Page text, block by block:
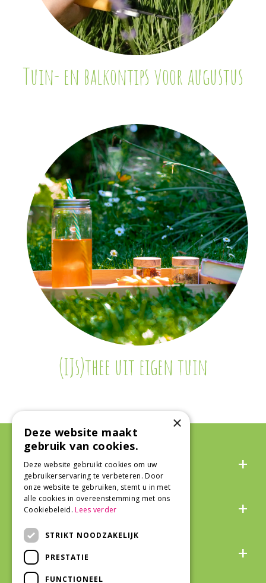
Tuin- en balkontips voor augustus
(IJs)thee uit eigen tuin
Algemeen
Over ons
Snel naar
×
Deze website maakt
gebruik van cookies.
Deze website gebruikt cookies om uw
gebruikerservaring te verbeteren. Door
onze website te gebruiken, stemt u in met
alle cookies in overeenstemming met ons
Cookiebeleid.Lees verder
STRIKT NOODZAKELIJK
PRESTATIE
FUNCTIONEEL